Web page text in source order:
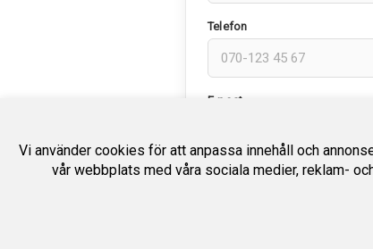
Telefon
E-post
Meddelande
Vi använder cookies för att anpassa innehåll och
vår webbplats med våra sociala medier, reklam-